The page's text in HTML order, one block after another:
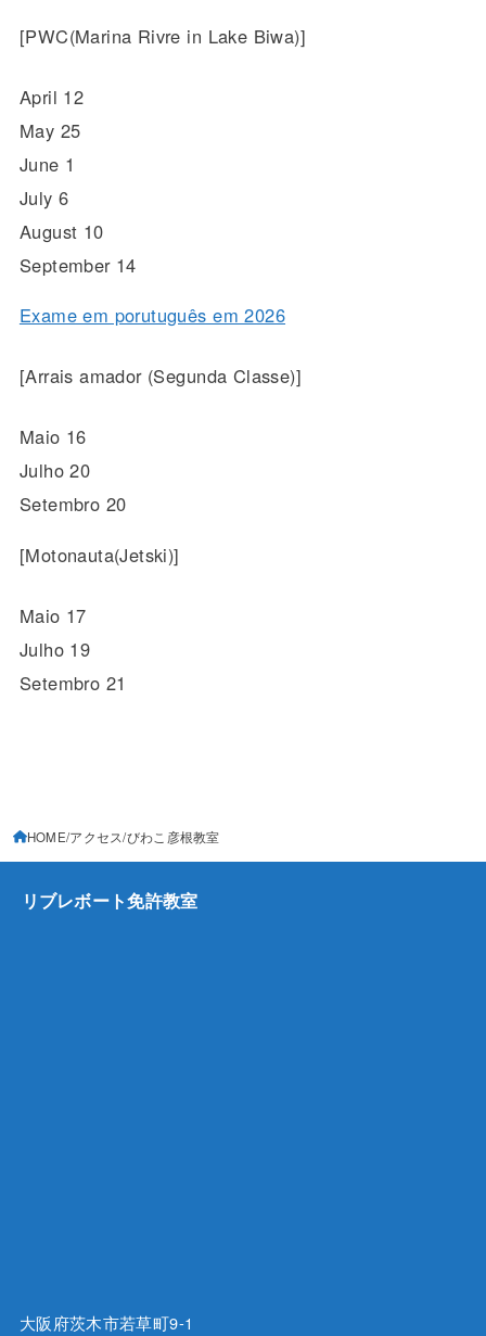
[PWC(Marina Rivre in Lake Biwa)]
April 12
May 25
June 1
July 6
August 10
September 14
Exame em porutuguês em 2026
[Arrais amador (Segunda Classe)]
Maio 16
Julho 20
Setembro 20
[Motonauta(Jetski)]
Maio 17
Julho 19
Setembro 21
HOME アクセス びわこ彦根教室
リブレボート免許教室
大阪府茨木市若草町9-1